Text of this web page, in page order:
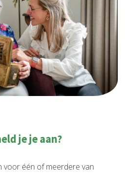
je je aan?
voor één of meerdere van